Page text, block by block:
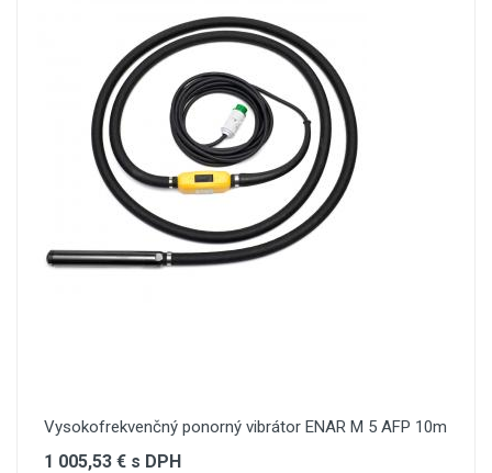
Vysokofrekvenčný ponorný vibrátor ENAR M 5 AFP 10m
1 005,53 € s DPH